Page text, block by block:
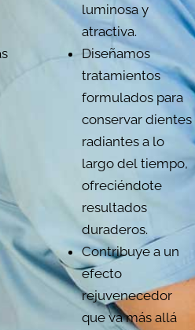
luminosa y
atractiva.
Diseñamos
tratamientos
formulados para
conservar dientes
radiantes a lo
largo del tiempo,
ofreciéndote
resultados
duraderos.
Contribuye a un
efecto
rejuvenecedor
que va más allá